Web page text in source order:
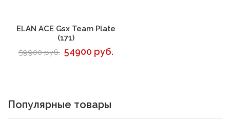
В корзину
ELAN ACE Gsx Team Plate
(171)
59900 руб. 54900 руб.
Популярные товары